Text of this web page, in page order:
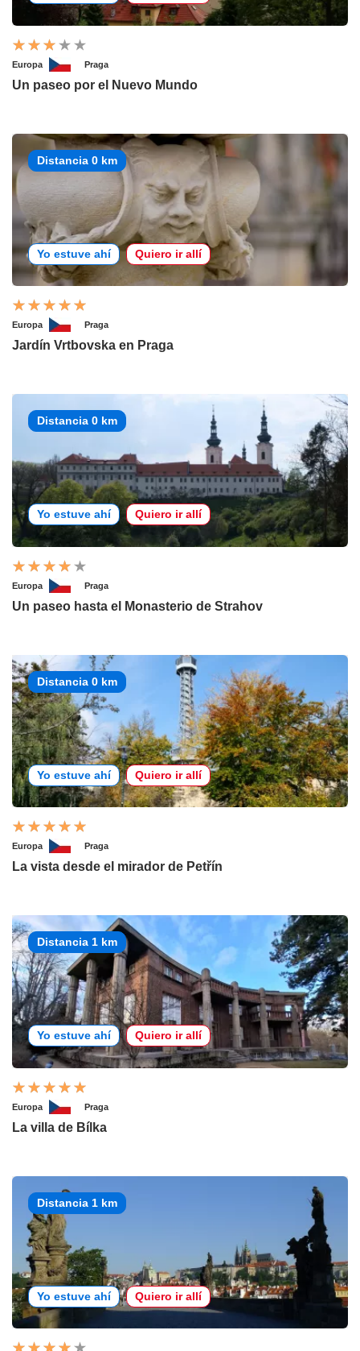
Europa Praga
Un paseo por el Nuevo Mundo
Distancia 0 km
Yo estuve ahí Quiero ir allí
Europa Praga
Jardín Vrtbovska en Praga
Distancia 0 km
Yo estuve ahí Quiero ir allí
Europa Praga
Un paseo hasta el Monasterio de Strahov
Distancia 0 km
Yo estuve ahí Quiero ir allí
Europa Praga
La vista desde el mirador de Petřín
Distancia 1 km
Yo estuve ahí Quiero ir allí
Europa Praga
La villa de Bílka
Distancia 1 km
Yo estuve ahí Quiero ir allí